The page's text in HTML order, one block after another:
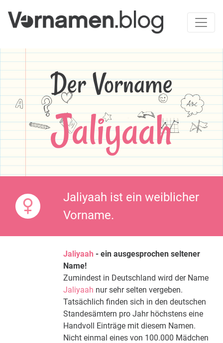
Der Vorname
Jaliyaah
Jaliyaah ist ein weiblicher
Vorname.
Jaliyaah - ein ausgesprochen seltener
Name!
Zumindest in Deutschland wird der Name
Jaliyaah nur sehr selten vergeben.
Tatsächlich finden sich in den deutschen
Standesämtern pro Jahr höchstens eine
Handvoll Einträge mit diesem Namen.
Nicht einmal eines von 100.000 Mädchen